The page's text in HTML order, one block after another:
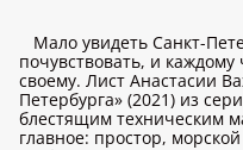
Мало увидеть Санкт-
почувствовать, и
своему. Лист Анастасии
Петербурга» (2021) из
блестящим техническим
главное: простор,